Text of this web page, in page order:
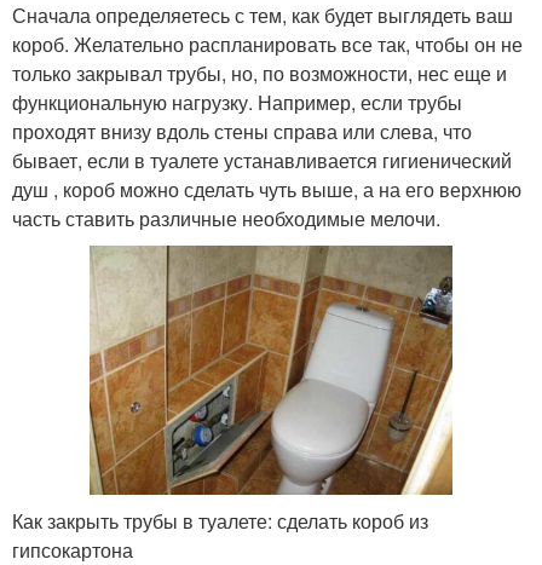
Сначала определяетесь с тем, как будет выглядеть ваш
короб. Желательно распланировать все так, чтобы он не
только закрывал трубы, но, по возможности, нес еще и
функциональную нагрузку. Например, если трубы
проходят внизу вдоль стены справа или слева, что
бывает, если в туалете устанавливается гигиенический
душ , короб можно сделать чуть выше, а на его верхнюю
часть ставить различные необходимые мелочи.
Как закрыть трубы в туалете: сделать короб из
гипсокартона